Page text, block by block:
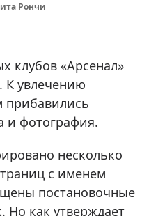
Рончи
клубов «Арсенал»
увлечению
прибавились
и фотография.
несколько
с именем
постановочные
Но как утверждает